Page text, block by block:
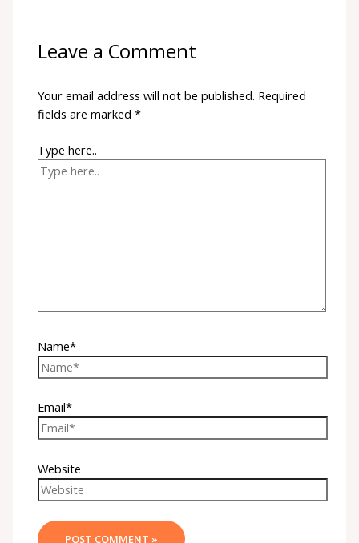
Leave a Comment
Your email address will not be published. Required
fields are marked*
Type here..
Name*
Email*
Website